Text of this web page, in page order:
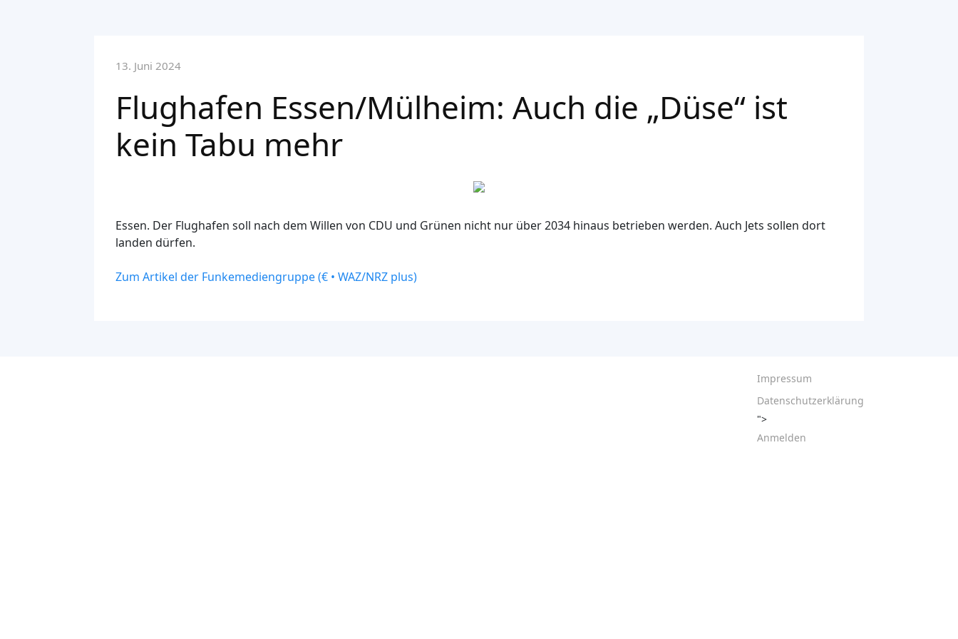
13. Juni 2024
Flughafen Essen/Mülheim: Auch die „Düse“ ist
kein Tabu mehr
Essen. Der Flughafen soll nach dem Willen von CDU und Grünen nicht nur über 2034 hinaus betrieben werden. Auch Jets sollen dort
landen dürfen.
Zum Artikel der Funkemediengruppe (€ • WAZ/NRZ plus)
Impressum
Datenschutzerklärung
">
Anmelden